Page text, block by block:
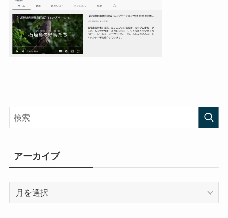
アーカイブ